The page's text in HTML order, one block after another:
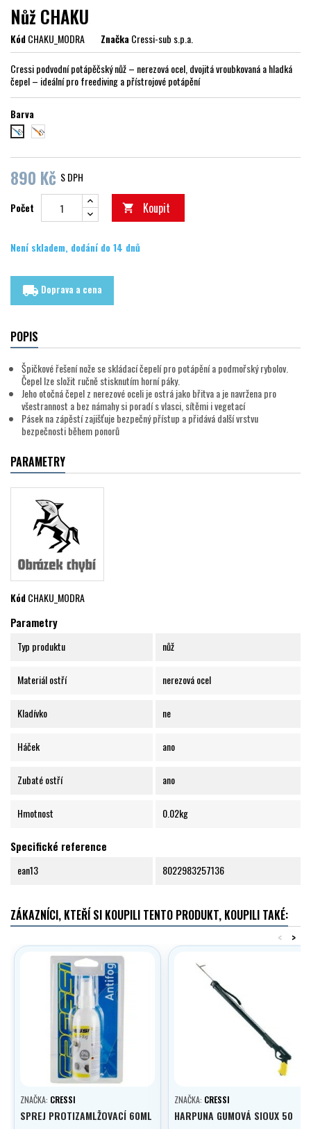
Nůž CHAKU
KódCHAKU_MODRA ZnačkaCressi-sub s.p.a.
Cressi podvodní potápěčský nůž – nerezová ocel, dvojitá vroubkovaná a hladká
čepel – ideální pro freediving a přístrojové potápění
Barva
modráOranžová
890 Kč S DPH
Počet  Koupit
Není skladem, dodání do 14 dnů
local_shipping Doprava a cena
POPIS
Špičkové řešení nože se skládací čepelí pro potápění a podmořský rybolov.
Čepel lze složit ručně stisknutím horní páky.
Jeho otočná čepel z nerezové oceli je ostrá jako břitva a je navržena pro
všestrannost a bez námahy si poradí s vlasci, sítěmi i vegetací
Pásek na zápěstí zajišťuje bezpečný přístup a přidává další vrstvu
bezpečnosti během ponorů
PARAMETRY
KódCHAKU_MODRA
Parametry
Typ produktu nůž
Materiál ostří nerezová ocel
Kladívko ne
Háček ano
Zubaté ostří ano
Hmotnost 0.02kg
Specifické reference
ean13 8022983257136
ZÁKAZNÍCI, KTEŘÍ SI KOUPILI TENTO PRODUKT, KOUPILI TAKÉ:
>
<
ZNAČKA: CRESSI
SPREJ PROTIZAMLŽOVACÍ 60ML
ZNAČKA: CRESSI
HARPUNA GUMOVÁ SIOUX 50